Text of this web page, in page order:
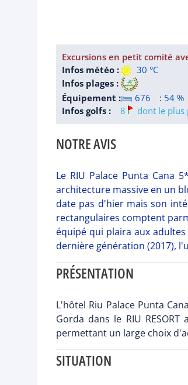
Excursions en petit comité
Infos météo :
30 °C
Infos plages :
Équipement :
676 : 54 %
Infos golfs :
8 dont le plus
NOTRE AVIS
Le RIU Palace Punta Cana
architecture massive en un
date pas d'hier mais son
rectangulaires comptent
équipé qui plaira aux
dernière génération (2017),
PRÉSENTATION
L'hôtel Riu Palace Punta
Gorda dans le RIU
permettant un large choix
SITUATION